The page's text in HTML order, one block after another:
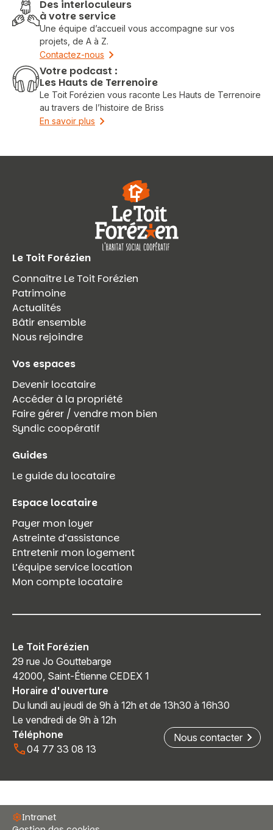
Des interloculeurs
à votre service
Une équipe d’accueil vous accompagne sur vos
projets, de A à Z.
Contactez-nous
Votre podcast :
Les Hauts de Terrenoire
Le Toit Forézien vous raconte Les Hauts de Terrenoire
au travers de l’histoire de Briss
En savoir plus
Le Toit Forézien
Connaître Le Toit Forézien
Patrimoine
Actualités
Bâtir ensemble
Nous rejoindre
Vos espaces
Devenir locataire
Accéder à la propriété
Faire gérer / vendre mon bien
Syndic coopératif
Guides
Le guide du locataire
Espace locataire
Payer mon loyer
Astreinte d’assistance
Entretenir mon logement
L’équipe service location
Mon compte locataire
Le Toit Forézien
29 rue Jo Gouttebarge
42000, Saint-Étienne CEDEX 1
Horaire d'ouverture
Du lundi au jeudi de 9h à 12h et de 13h30 à 16h30
Le vendredi de 9h à 12h
Téléphone
04 77 33 08 13
Nous contacter
Intranet